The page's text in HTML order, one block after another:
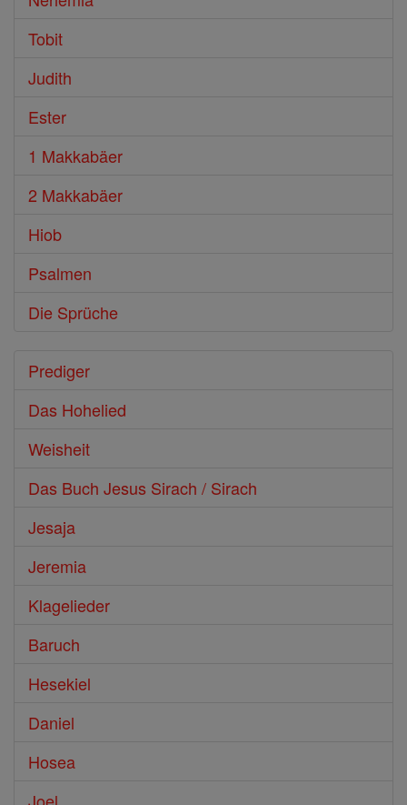
Tobit
Judith
Ester
1 Makkabäer
2 Makkabäer
Hiob
Psalmen
Die Sprüche
Prediger
Das Hohelied
Weisheit
Das Buch Jesus Sirach / Sirach
Jesaja
Jeremia
Klagelieder
Baruch
Hesekiel
Daniel
Hosea